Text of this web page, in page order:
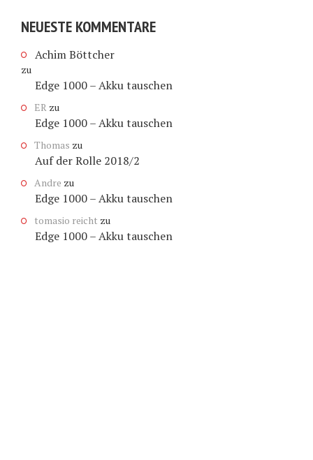
NEUESTE KOMMENTARE
Achim Böttcher
zu
Edge 1000 – Akku tauschen
ER zu
Edge 1000 – Akku tauschen
Thomas zu
Auf der Rolle 2018/2
Andre zu
Edge 1000 – Akku tauschen
tomasio reicht zu
Edge 1000 – Akku tauschen